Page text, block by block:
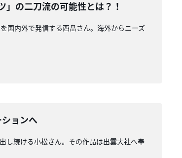
の二刀流の可能性とは？！
国内外で発信する西畠さん。海外からニーズ
ョンへ
し続ける小松さん。その作品は出雲大社へ奉